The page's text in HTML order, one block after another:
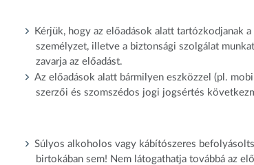
Kérjük, hogy az előadások alatt tartózkodjanak
személyzet, illetve a biztonsági szolgálat
zavarja az előadást.
Az előadások alatt bármilyen eszközzel (pl.
szerzői és szomszédos jogi jogsértés
Súlyos alkoholos vagy kábítószeres
birtokában sem! Nem látogathatja továbbá az